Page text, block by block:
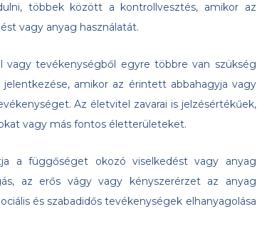
többek között a kontrollvesztés, amikor az
vagy anyag használatát.
vagy tevékenységből egyre többre van szükség
amikor az érintett abbahagyja vagy
Az életvitel zavarai is jelzésértékűek,
vagy más fontos életterületeket.
a függőséget okozó viselkedést vagy anyag
az erős vágy vagy kényszerérzet az anyag
és szabadidős tevékenységek elhanyagolása